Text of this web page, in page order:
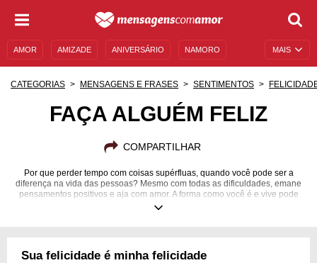
MAIS
AMOR AMIZADE ANIVERSÁRIO NAMORO
CATEGORIAS MENSAGENS E FRASES SENTIMENTOS
FAÇA ALGUÉM FELIZ
COMPARTILHAR
Por que perder tempo com coisas supérfluas, quando você pode ser a
diferença na vida das pessoas? Mesmo com todas as dificuldades, emane
pensamentos positivos e aja com amor. A forma como você é e vive pode
fazer alguém do seu lado feliz.
Sua felicidade é minha felicidade